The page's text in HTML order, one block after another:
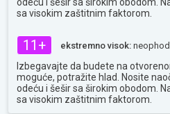
sa visokim zaštitnim faktorom.
11+ ekstremno visok:
Izbegavajte da budete na
moguće, potražite hlad. Nosite
odeću i šešir sa širokim obodom.
sa visokim zaštitnim faktorom.